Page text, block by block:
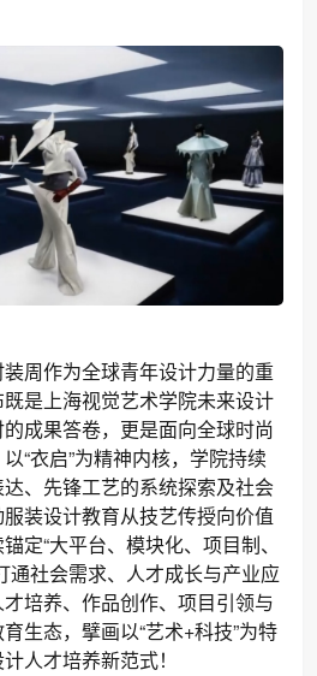
周作为全球青年设计力量的重
是上海视觉艺术学院未来设计
成果答卷，更是面向全球时尚
“衣启”为精神内核，学院持续
、先锋工艺的系统探索及社会
装设计教育从技艺传授向价值
定“大平台、模块化、项目制、
通社会需求、人才成长与产业应
培养、作品创作、项目引领与
生态，擘画以“艺术+科技”为特
人才培养新范式！